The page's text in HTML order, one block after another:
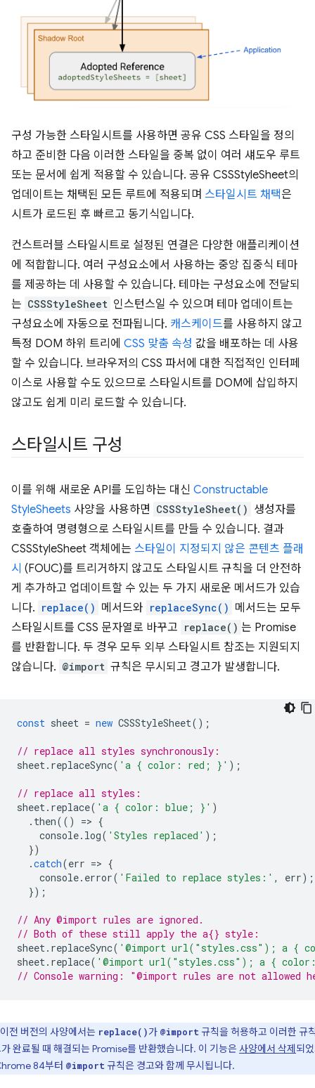
구성 가능한 스타일시트를 사용하면 공유 CSS 스타일을 정의
하고 준비한 다음 이러한 스타일을 중복 없이 여러 섀도우 루트
또는 문서에 쉽게 적용할 수 있습니다. 공유 CSSStyleSheet의
업데이트는 채택된 모든 루트에 적용되며 스타일시트 채택은
시트가 로드된 후 빠르고 동기식입니다.
컨스트러블 스타일시트로 설정된 연결은 다양한 애플리케이션
에 적합합니다. 여러 구성요소에서 사용하는 중앙 집중식 테마
를 제공하는 데 사용할 수 있습니다. 테마는 구성요소에 전달되
는 CSSStyleSheet 인스턴스일 수 있으며 테마 업데이트는
구성요소에 자동으로 전파됩니다. 캐스케이드를 사용하지 않고
특정 DOM 하위 트리에 CSS 맞춤 속성 값을 배포하는 데 사용
할 수 있습니다. 브라우저의 CSS 파서에 대한 직접적인 인터페
이스로 사용할 수도 있으므로 스타일시트를 DOM에 삽입하지
않고도 쉽게 미리 로드할 수 있습니다.
스타일시트 구성
이를 위해 새로운 API를 도입하는 대신 Constructable
StyleSheets 사양을 사용하면 CSSStyleSheet() 생성자를
호출하여 명령형으로 스타일시트를 만들 수 있습니다. 결과
CSSStyleSheet 객체에는 스타일이 지정되지 않은 콘텐츠 플래
시 (FOUC)를 트리거하지 않고도 스타일시트 규칙을 더 안전하
게 추가하고 업데이트할 수 있는 두 가지 새로운 메서드가 있습
니다. replace() 메서드와 replaceSync() 메서드는 모두
스타일시트를 CSS 문자열로 바꾸고 replace() 는 Promise
를 반환합니다. 두 경우 모두 외부 스타일시트 참조는 지원되지
않습니다. @import 규칙은 무시되고 경고가 발생합니다.
const sheet = new CSSStyleSheet();
// replace all styles synchronously:
sheet. replaceSync( 'a { color: red; }' );
// replace all styles:
sheet. replace( 'a { color: blue; }' )
. then(() => {
console. log( 'Styles replaced' );
})
.catch(err => {
console. error( 'Failed to replace styles:' , err);
});
// Any @import rules are ignored.
// Both of these still apply the a{} style:
sheet. replaceSync( '@import url("styles.css"); a {
sheet. replace( '@import url("styles.css"); a {
// Console warning: "@import rules are not allowed
이전 버전의 사양에서는 replace()가 @import 규칙을 허용하고 이러한 규
완료될 때 해결되는 Promise를 반환했습니다. 이 기능은 사양에서 삭제 되
84부터 @import 규칙은 경고와 함께 무시됩니다.